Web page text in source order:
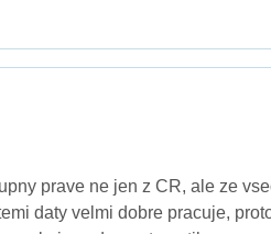
prave ne jen z CR, ale ze
daty velmi dobre pracuje,